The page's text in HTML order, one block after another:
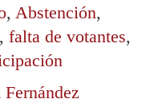
, Abstención,
, falta de votantes,